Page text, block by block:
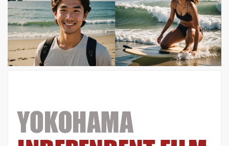
も大変な話題となり、公開週は、勿
論、文句なしの1位スタートを切り、
公開1ヶ月で興収25億円を突破した
超・話題作です。 同年公開「ラ・ラ・